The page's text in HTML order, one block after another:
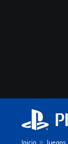
Inicio Juegos